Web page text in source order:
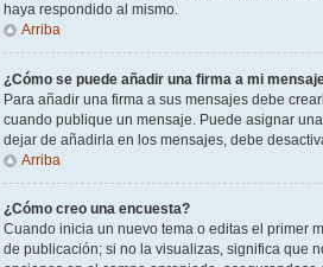
haya respondido al mismo.
Arriba
¿Cómo se puede añadir una firma a mi
Para añadir una firma a sus mensajes debe
cuando publique un mensaje. Puede asignar
dejar de añadirla en los mensajes, debe
Arriba
¿Cómo creo una encuesta?
Cuando inicia un nuevo tema o editas el primer
de publicación; si no la visualizas, significa que